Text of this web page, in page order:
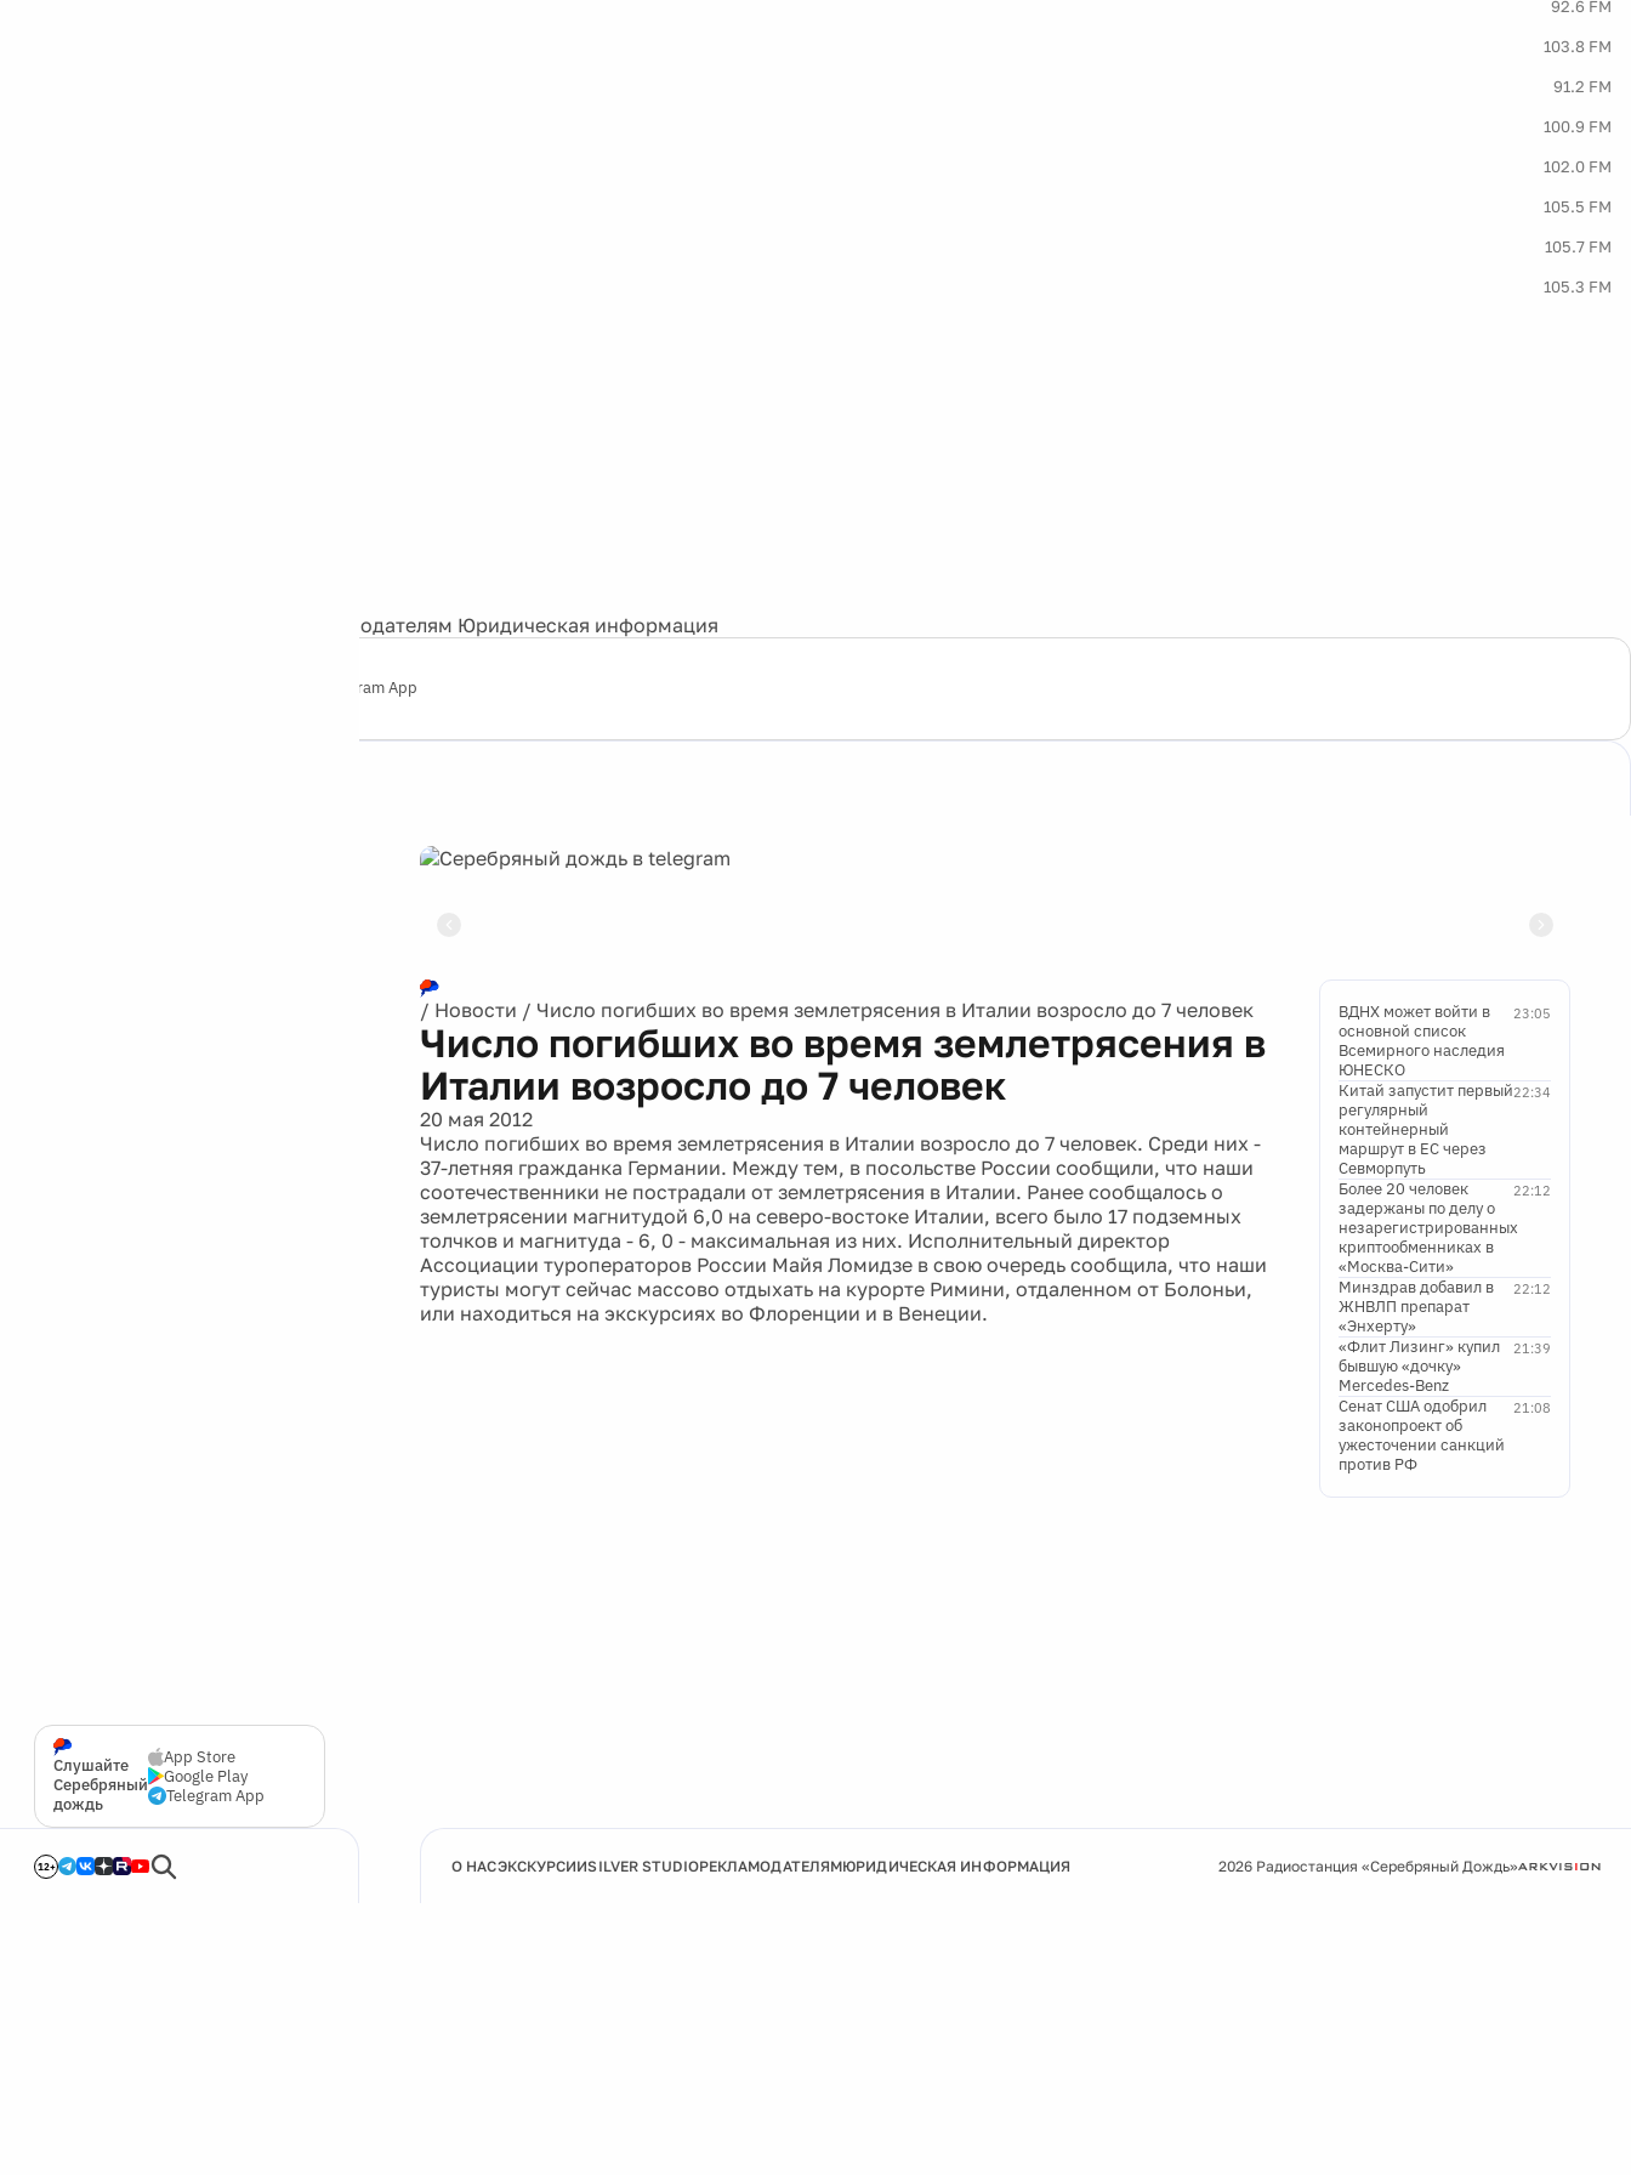
92.6 FM
103.8 FM
91.2 FM
100.9 FM
102.0 FM
105.5 FM
105.7 FM
105.3 FM
Рекламодателям Юридическая информация
Telegram App
Слушайте
Серебряный
дождь
App Store
Google Play
Telegram App
12+
/ Новости / Число погибших во время землетрясения в Италии возросло до 7 человек
Число погибших во время землетрясения в
Италии возросло до 7 человек
20 мая 2012
Число погибших во время землетрясения в Италии возросло до 7 человек. Среди них -
37-летняя гражданка Германии. Между тем, в посольстве России сообщили, что наши
соотечественники не пострадали от землетрясения в Италии. Ранее сообщалось о
землетрясении магнитудой 6,0 на северо-востоке Италии, всего было 17 подземных
толчков и магнитуда - 6, 0 - максимальная из них. Исполнительный директор
Ассоциации туроператоров России Майя Ломидзе в свою очередь сообщила, что наши
туристы могут сейчас массово отдыхать на курорте Римини, отдаленном от Болоньи,
или находиться на экскурсиях во Флоренции и в Венеции.
23:05
ВДНХ может войти в
основной список
Всемирного наследия
ЮНЕСКО
22:34
Китай запустит первый
регулярный
контейнерный
маршрут в ЕС через
Севморпуть
22:12
Более 20 человек
задержаны по делу о
незарегистрированных
криптообменниках в
«Москва-Сити»
22:12
Минздрав добавил в
ЖНВЛП препарат
«Энхерту»
21:39
«Флит Лизинг» купил
бывшую «дочку»
Mercedes-Benz
21:08
Сенат США одобрил
законопроект об
ужесточении санкций
против РФ
О НАСЭКСКУРСИИSILVER STUDIOРЕКЛАМОДАТЕЛЯМЮРИДИЧЕСКАЯ ИНФОРМАЦИЯ 2026 Радиостанция «Серебряный Дождь»